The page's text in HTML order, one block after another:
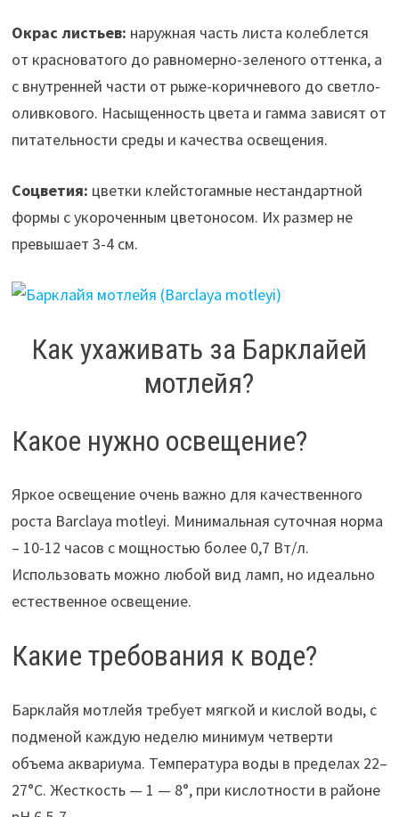
Окрас листьев: наружная часть листа колеблется
от красноватого до равномерно-зеленого оттенка, а
с внутренней части от рыже-коричневого до светло-
оливкового. Насыщенность цвета и гамма зависят от
питательности среды и качества освещения.
Соцветия: цветки клейстогамные нестандартной
формы с укороченным цветоносом. Их размер не
превышает 3-4 см.
Как ухаживать за Барклайей
мотлейя?
Какое нужно освещение?
Яркое освещение очень важно для качественного
роста Barclaya motleyi. Минимальная суточная норма
– 10-12 часов с мощностью более 0,7 Вт/л.
Использовать можно любой вид ламп, но идеально
естественное освещение.
Какие требования к воде?
Барклайя мотлейя требует мягкой и кислой воды, с
подменой каждую неделю минимум четверти
объема аквариума. Температура воды в пределах 22–
27°С. Жесткость — 1 — 8°, при кислотности в районе